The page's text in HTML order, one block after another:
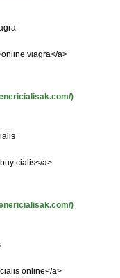
viagra</a>
)
cialis</a>
)
online</a>